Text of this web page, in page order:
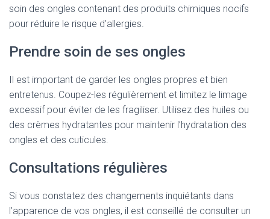
soin des ongles contenant des produits chimiques nocifs
pour réduire le risque d’allergies.
Prendre soin de ses ongles
Il est important de garder les ongles propres et bien
entretenus. Coupez-les régulièrement et limitez le limage
excessif pour éviter de les fragiliser. Utilisez des huiles ou
des crèmes hydratantes pour maintenir l’hydratation des
ongles et des cuticules.
Consultations régulières
Si vous constatez des changements inquiétants dans
l’apparence de vos ongles, il est conseillé de consulter un